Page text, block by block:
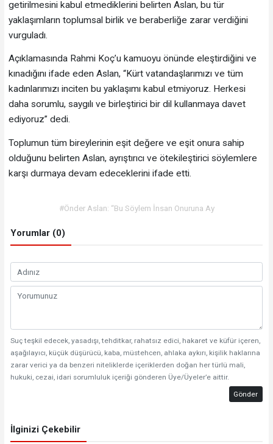
getirilmesini kabul etmediklerini belirten Aslan, bu tür
yaklaşımların toplumsal birlik ve beraberliğe zarar verdiğini
vurguladı.
Açıklamasında Rahmi Koç’u kamuoyu önünde eleştirdiğini ve
kınadığını ifade eden Aslan, “Kürt vatandaşlarımızı ve tüm
kadınlarımızı inciten bu yaklaşımı kabul etmiyoruz. Herkesi
daha sorumlu, saygılı ve birleştirici bir dil kullanmaya davet
ediyoruz” dedi.
Toplumun tüm bireylerinin eşit değere ve eşit onura sahip
olduğunu belirten Aslan, ayrıştırıcı ve ötekileştirici söylemlere
karşı durmaya devam edeceklerini ifade etti.
#Önder Aslan: “Bu Söylem İnsan Onuruna Ay
Yorumlar (0)
Suç teşkil edecek, yasadışı, tehditkar, rahatsız edici, hakaret ve küfür içeren,
aşağılayıcı, küçük düşürücü, kaba, müstehcen, ahlaka aykırı, kişilik haklarına
zarar verici ya da benzeri niteliklerde içeriklerden doğan her türlü mali,
hukuki, cezai, idari sorumluluk içeriği gönderen Üye/Üyeler’e aittir.
Gönder
İlginizi Çekebilir